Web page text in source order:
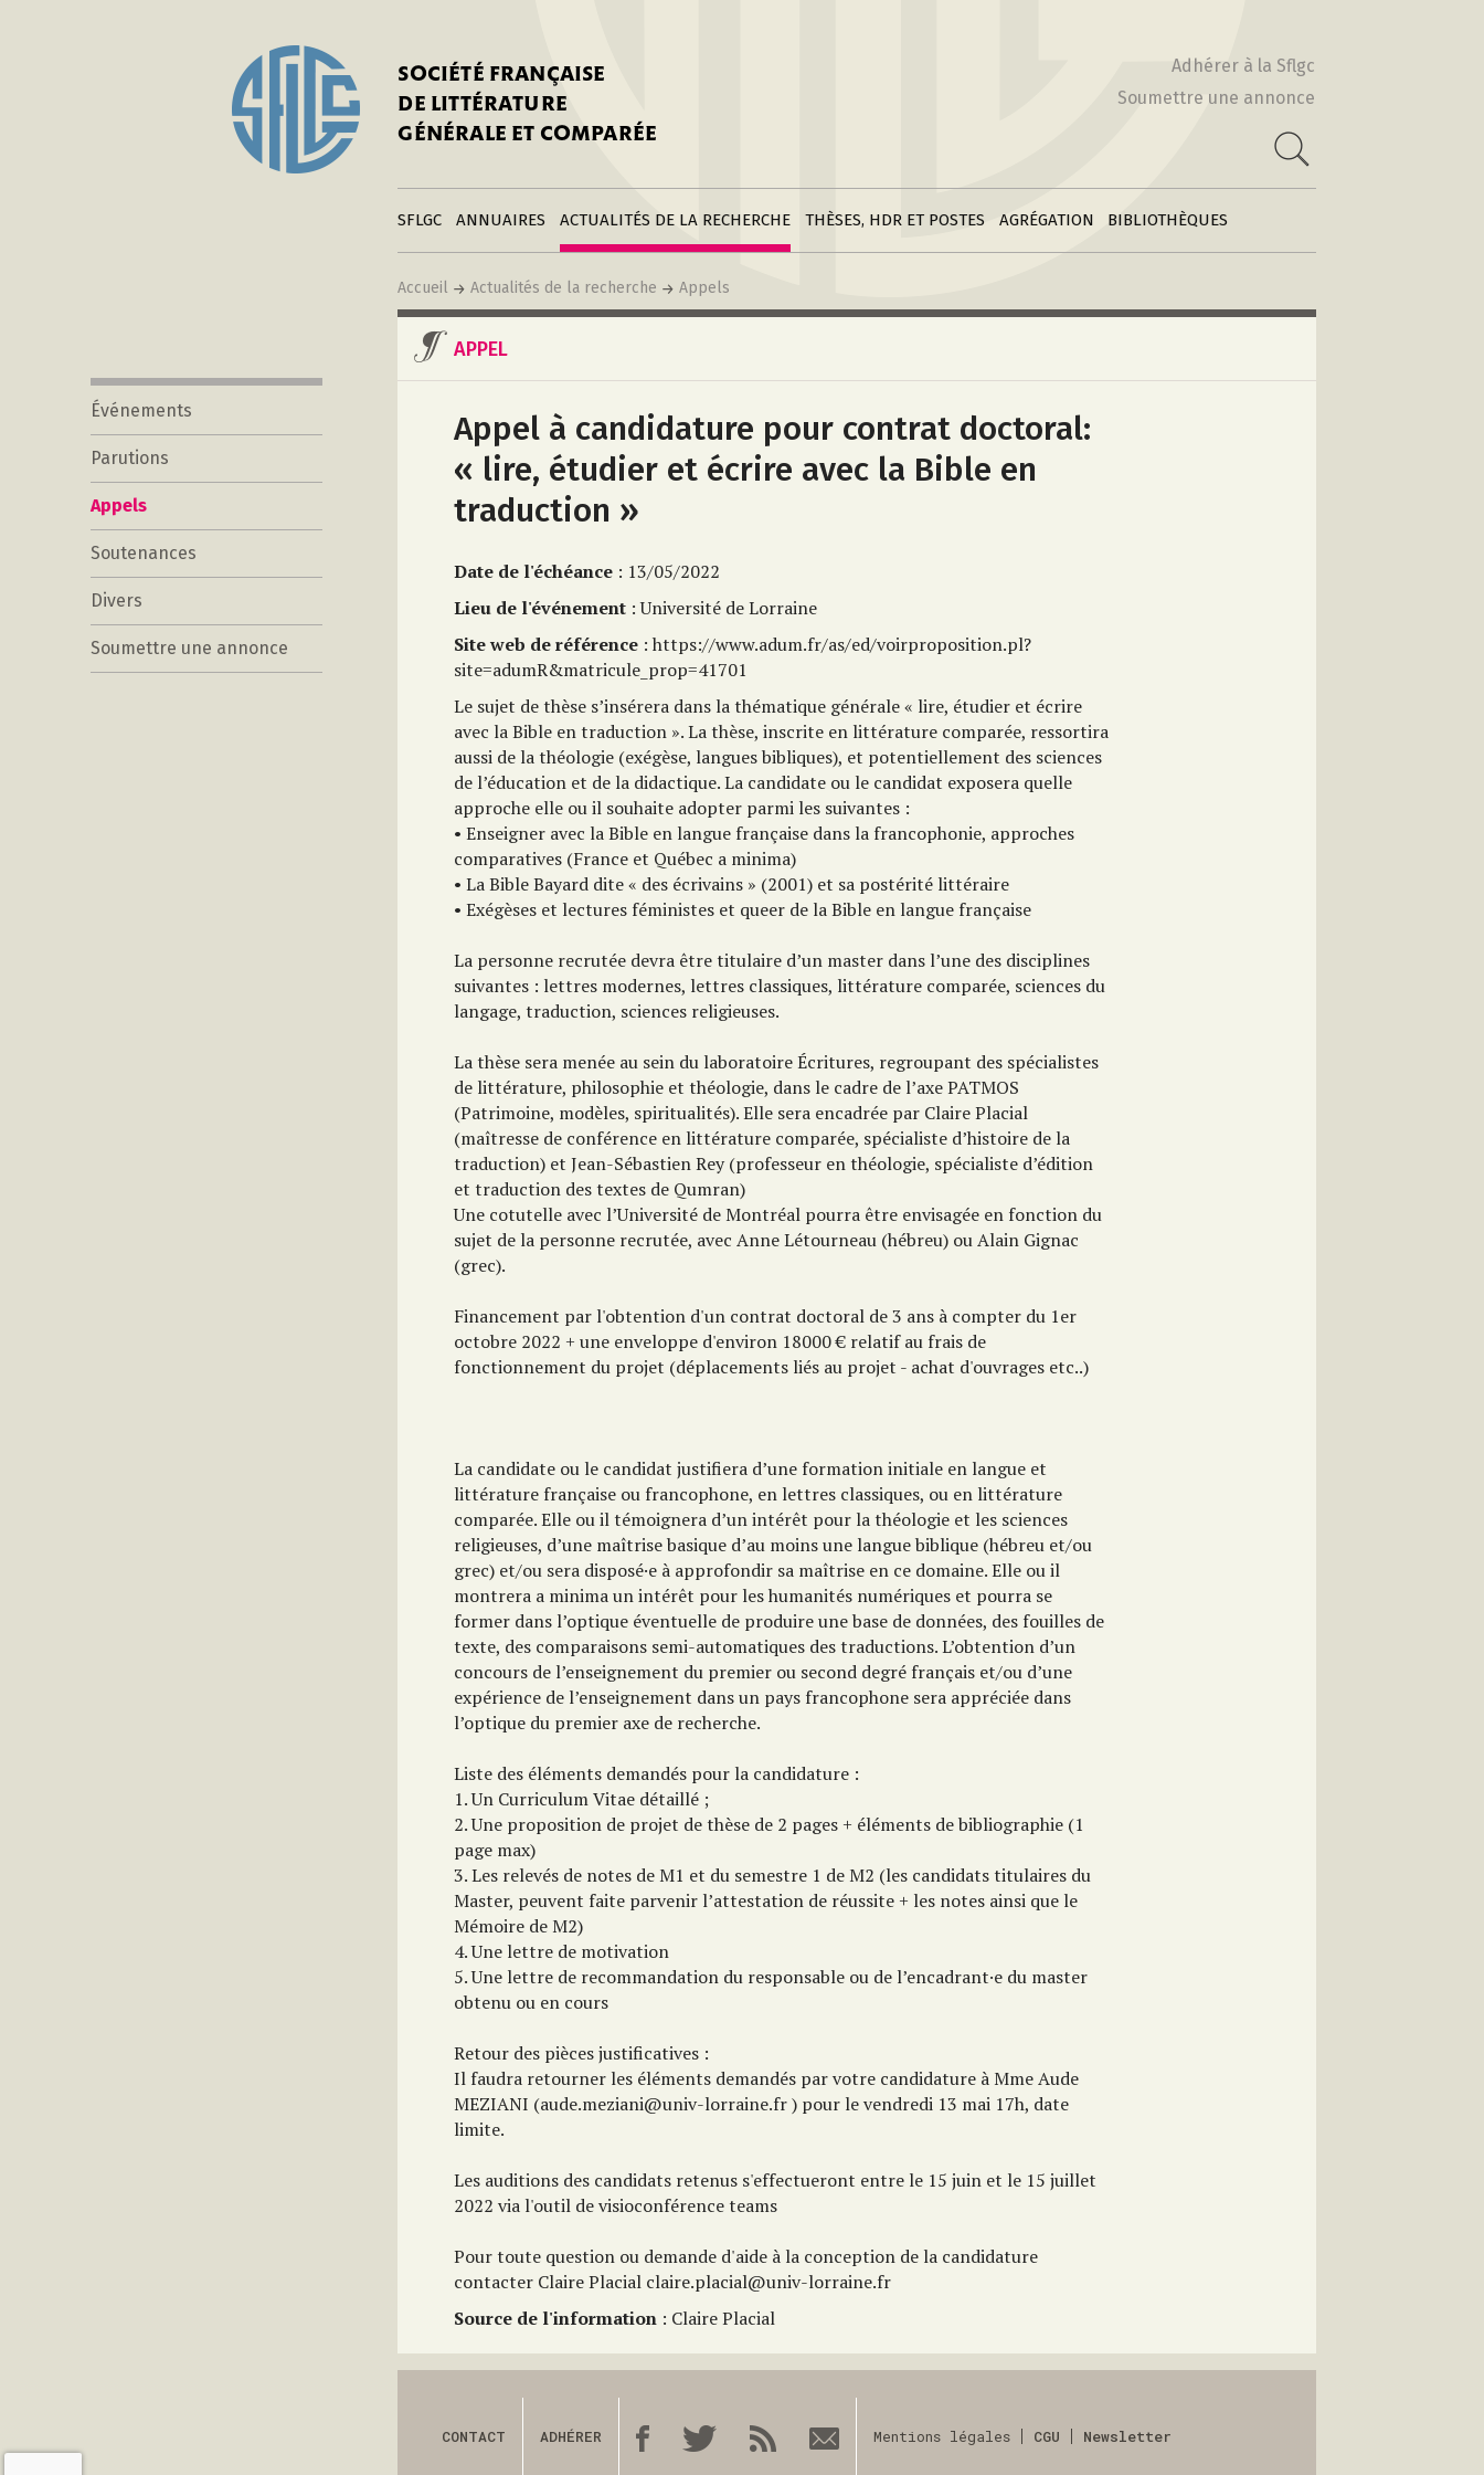
SOCIÉTÉ FRANÇAISE
DE LITTÉRATURE
GÉNÉRALE ET COMPARÉE
Adhérer à la Sflgc
Soumettre une annonce
SFLGC
Adhérer à la SFLGC
Publier sur ce site
LiensANNUAIRES
Créer une fiche
annuaire
Modifier sa fiche
annuaire
Créer une fiche
institutionACTUALITÉS DE LA RECHERCHE
Divers
Soumettre une
annonce
THÈSES, HDR ET POSTES
Postes AGRÉGATION
2006-2007 BIBLIOTHÈQUES
collectifs
Poétiques
feuilles
d’information
Accueil Actualités de la recherche Appels
Événements
Parutions
Appels
Soutenances
Divers
Soumettre une annonce
APPEL
Appel à candidature pour contrat doctoral:
« lire, étudier et écrire avec la Bible en
traduction »
Date de l'échéance : 13/05/2022
Lieu de l'événement : Université de Lorraine
Site web de référence : https://www.adum.fr/as/ed/voirproposition.pl?
site=adumR&matricule_prop=41701
Le sujet de thèse s’insérera dans la thématique générale « lire, étudier et écrire
avec la Bible en traduction ». La thèse, inscrite en littérature comparée, ressortira
aussi de la théologie (exégèse, langues bibliques), et potentiellement des sciences
de l’éducation et de la didactique. La candidate ou le candidat exposera quelle
approche elle ou il souhaite adopter parmi les suivantes :
• Enseigner avec la Bible en langue française dans la francophonie, approches
comparatives (France et Québec a minima)
• La Bible Bayard dite « des écrivains » (2001) et sa postérité littéraire
• Exégèses et lectures féministes et queer de la Bible en langue française
La personne recrutée devra être titulaire d’un master dans l’une des disciplines
suivantes : lettres modernes, lettres classiques, littérature comparée, sciences du
langage, traduction, sciences religieuses.
La thèse sera menée au sein du laboratoire Écritures, regroupant des spécialistes
de littérature, philosophie et théologie, dans le cadre de l’axe PATMOS
(Patrimoine, modèles, spiritualités). Elle sera encadrée par Claire Placial
(maîtresse de conférence en littérature comparée, spécialiste d’histoire de la
traduction) et Jean-Sébastien Rey (professeur en théologie, spécialiste d’édition
et traduction des textes de Qumran)
Une cotutelle avec l’Université de Montréal pourra être envisagée en fonction du
sujet de la personne recrutée, avec Anne Létourneau (hébreu) ou Alain Gignac
(grec).
Financement par l'obtention d'un contrat doctoral de 3 ans à compter du 1er
octobre 2022 + une enveloppe d'environ 18000 € relatif au frais de
fonctionnement du projet (déplacements liés au projet - achat d'ouvrages etc..)
La candidate ou le candidat justifiera d’une formation initiale en langue et
littérature française ou francophone, en lettres classiques, ou en littérature
comparée. Elle ou il témoignera d’un intérêt pour la théologie et les sciences
religieuses, d’une maîtrise basique d’au moins une langue biblique (hébreu et/ou
grec) et/ou sera disposé·e à approfondir sa maîtrise en ce domaine. Elle ou il
montrera a minima un intérêt pour les humanités numériques et pourra se
former dans l’optique éventuelle de produire une base de données, des fouilles de
texte, des comparaisons semi-automatiques des traductions. L’obtention d’un
concours de l’enseignement du premier ou second degré français et/ou d’une
expérience de l’enseignement dans un pays francophone sera appréciée dans
l’optique du premier axe de recherche.
Liste des éléments demandés pour la candidature :
1. Un Curriculum Vitae détaillé ;
2. Une proposition de projet de thèse de 2 pages + éléments de bibliographie (1
page max)
3. Les relevés de notes de M1 et du semestre 1 de M2 (les candidats titulaires du
Master, peuvent faite parvenir l’attestation de réussite + les notes ainsi que le
Mémoire de M2)
4. Une lettre de motivation
5. Une lettre de recommandation du responsable ou de l’encadrant·e du master
obtenu ou en cours
Retour des pièces justificatives :
Il faudra retourner les éléments demandés par votre candidature à Mme Aude
MEZIANI (aude.meziani@univ-lorraine.fr ) pour le vendredi 13 mai 17h, date
limite.
Les auditions des candidats retenus s'effectueront entre le 15 juin et le 15 juillet
2022 via l'outil de visioconférence teams
Pour toute question ou demande d'aide à la conception de la candidature
contacter Claire Placial claire.placial@univ-lorraine.fr
Source de l'information : Claire Placial
CONTACT ADHÉRER Mentions légales CGU Newsletter